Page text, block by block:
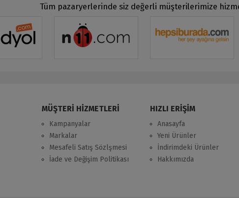
Tüm pazaryerlerinde siz değerli müşterilerimize
MÜŞTERİ HİZMETLERİ
Kampanyalar
Markalar
Mesafeli Satış Sözlşmesi
İade ve Değişim Politikası
HIZLI ERİŞİM
Anasayfa
Yeni Ürünler
İndirimdeki Ürünler
Hakkımızda